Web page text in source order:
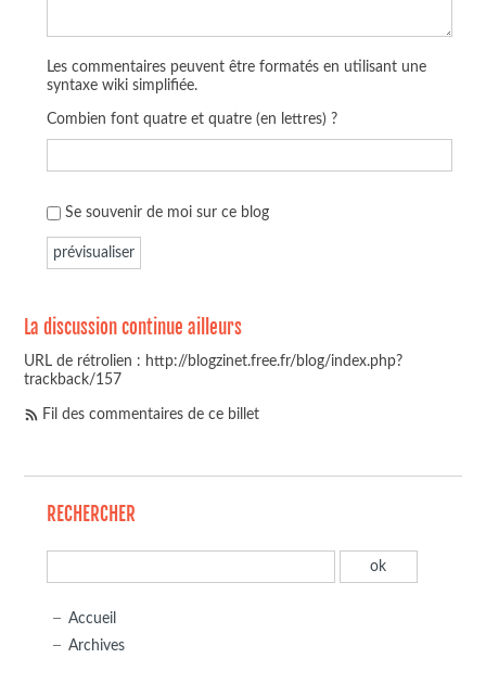
Les commentaires peuvent être formatés en utilisant une
syntaxe wiki simplifiée.
Combien font quatre et quatre (en lettres) ?
Se souvenir de moi sur ce blog
La discussion continue ailleurs
URL de rétrolien : http://blogzinet.free.fr/blog/index.php?
trackback/157
Fil des commentaires de ce billet
RECHERCHER
Accueil
Archives